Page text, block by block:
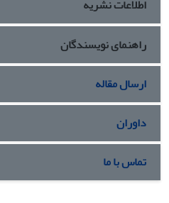
اطلاعات نشریه
راهنمای نویسندگان
ارسال مقاله
داوران
تماس با ما